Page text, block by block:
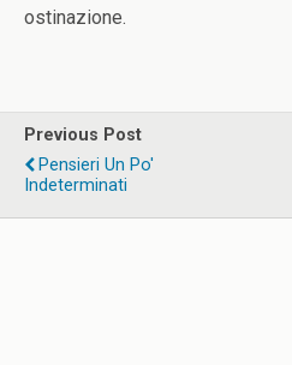
ostinazione.
Previous Post
Pensieri Un Po'
Indeterminati